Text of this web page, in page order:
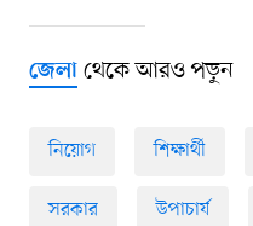
জেলাথেকে আরও পড়ুন
নিয়োগ শিক্ষার্থী
সরকার উপাচার্য